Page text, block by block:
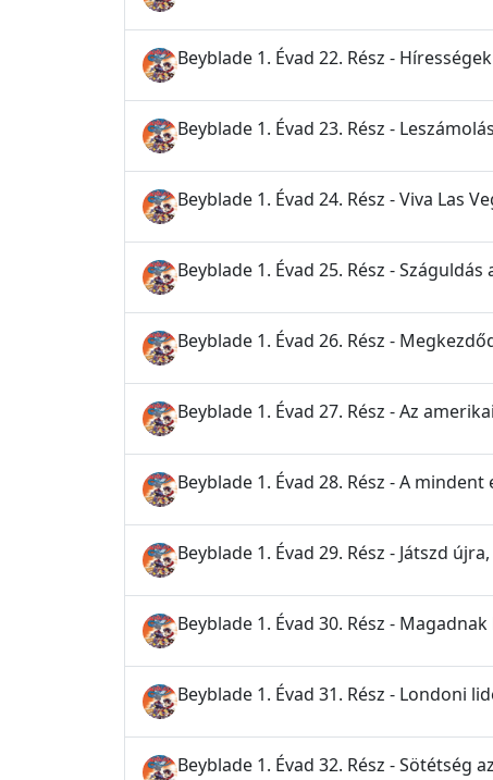
Beyblade 1. Évad 22. Rész -
Beyblade 1. Évad 23. Rész -
Beyblade 1. Évad 24. Rész - Viva Las
Beyblade 1. Évad 25. Rész -
Beyblade 1. Évad 26. Rész -
Beyblade 1. Évad 27. Rész - Az
Beyblade 1. Évad 28. Rész - A
Beyblade 1. Évad 29. Rész - Játszd
Beyblade 1. Évad 30. Rész -
Beyblade 1. Évad 31. Rész - Londoni
Beyblade 1. Évad 32. Rész - Sötétség